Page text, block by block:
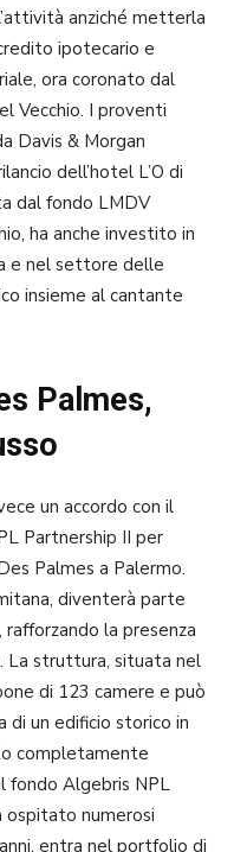
anziché metterla
ipotecario e
ora coronato dal
Vecchio. I proventi
Davis & Morgan
dell’hotel L’O di
dal fondo LMDV
ha anche investito in
e nel settore delle
insieme al cantante
Palmes,
un accordo con il
Partnership II per
Palmes a Palermo.
diventerà parte
rafforzando la presenza
La struttura, situata nel
di 123 camere e può
un edificio storico in
completamente
fondo Algebris NPL
ospitato numerosi
entra nel portfolio di